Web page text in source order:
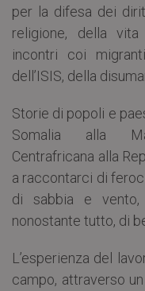
per la difesa dei
religione, della
incontri coi
dell’ISIS, della
Storie di popoli e
Somalia alla
Centrafricana alla
a raccontarci di
di sabbia e vento,
nonostante tutto, di
L’esperienza del
campo, attraverso